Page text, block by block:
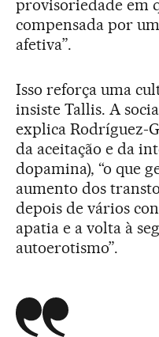
provisoriedade em
compensada por
afetiva”.
Isso reforça uma
insiste Tallis. A
explica Rodríguez-
da aceitação e da
dopamina), “o que
aumento dos
depois de vários
apatia e a volta à
autoerotismo”.